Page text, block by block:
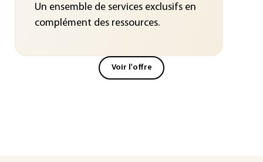
Un ensemble de services exclusifs en
complément des ressources.
Voir l'offre